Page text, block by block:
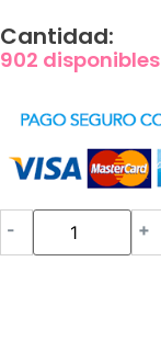
Cantidad:
902 disponibles
- +